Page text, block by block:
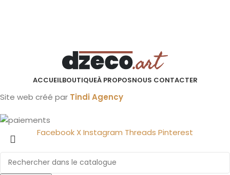
ACCUEILBOUTIQUEÀ PROPOSNOUS CONTACTER
Site web créé par Tindi Agency
Facebook XInstagram Threads Pinterest
Affiche